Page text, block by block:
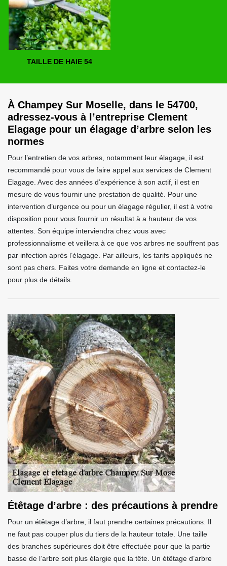
TAILLE DE HAIE 54
À Champey Sur Moselle, dans le 54700,
adressez-vous à l’entreprise Clement
Elagage pour un élagage d’arbre selon les
normes
Pour l’entretien de vos arbres, notamment leur élagage, il est
recommandé pour vous de faire appel aux services de Clement
Elagage. Avec des années d’expérience à son actif, il est en
mesure de vous fournir une prestation de qualité. Pour une
intervention d’urgence ou pour un élagage régulier, il est à votre
disposition pour vous fournir un résultat à a hauteur de vos
attentes. Son équipe interviendra chez vous avec
professionnalisme et veillera à ce que vos arbres ne souffrent pas
par infection après l’élagage. Par ailleurs, les tarifs appliqués ne
sont pas chers. Faites votre demande en ligne et contactez-le
pour plus de détails.
Étêtage d’arbre : des précautions à prendre
Pour un étêtage d’arbre, il faut prendre certaines précautions. Il
ne faut pas couper plus du tiers de la hauteur totale. Une taille
des branches supérieures doit être effectuée pour que la partie
basse de l’arbre soit plus élargie que la tête. Un étêtage d’arbre